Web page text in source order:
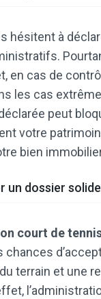
hésitent à
en cas de
les cas
peut
votre
bien
dossier
court de
terrain et une